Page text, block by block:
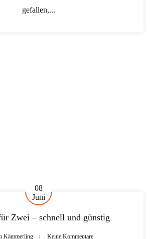
gefallen,...
08
Juni
Zwei – schnell und günstig
Kämmerling Keine Kommentare